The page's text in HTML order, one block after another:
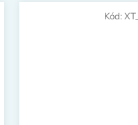
Kód: